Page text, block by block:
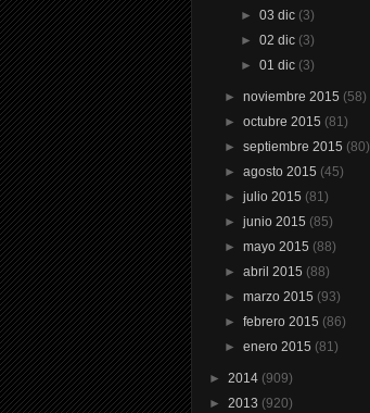
► 03 dic (3)
► 02 dic (3)
► 01 dic (3)
►noviembre 2015 (58)
►octubre 2015 (81)
►septiembre 2015 (80)
►agosto 2015 (45)
►julio 2015 (81)
►junio 2015 (85)
►mayo 2015 (88)
►abril 2015 (88)
►marzo 2015 (93)
►febrero 2015 (86)
►enero 2015 (81)
► 2014 (909)
► 2013 (920)